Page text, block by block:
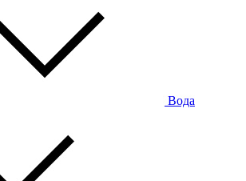
Вода